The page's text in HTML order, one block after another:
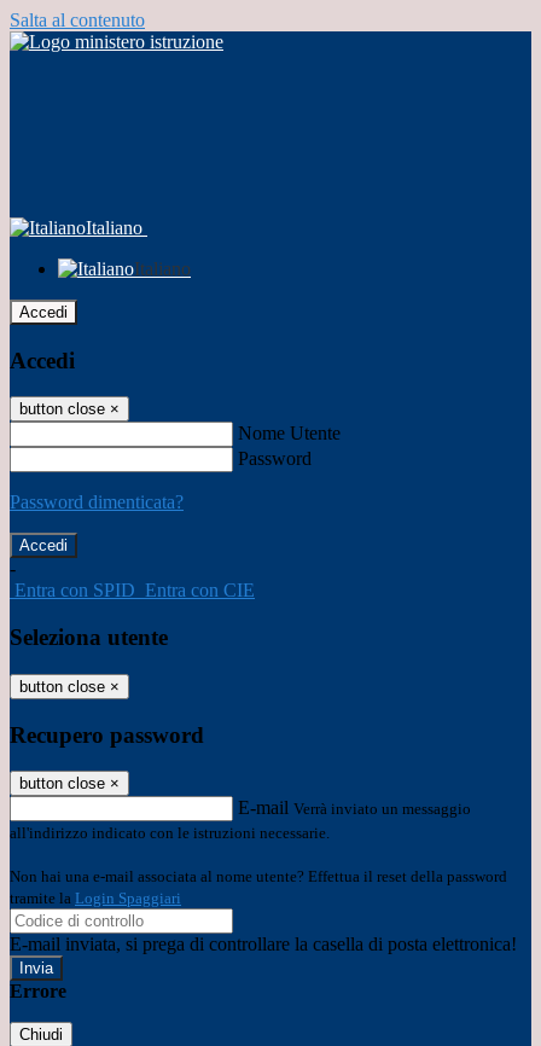
Salta al contenuto
Italiano
Italiano
Accedi
Accedi
button close ×
Nome Utente
Password
Password dimenticata?
-
Entra con SPID Entra con CIE
Seleziona utente
button close ×
Recupero password
button close ×
E-mail Verrà inviato un messaggio
all'indirizzo indicato con le istruzioni necessarie.
Non hai una e-mail associata al nome utente? Effettua il reset della password
tramite la Login Spaggiari
E-mail inviata, si prega di controllare la casella di posta elettronica!
Errore
Chiudi